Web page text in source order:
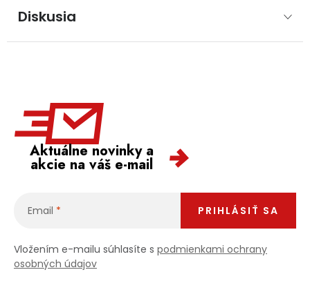
Diskusia
Aktuálne novinky a
akcie na váš e-mail
Email
Vložením e-mailu súhlasíte s podmienkami ochrany
osobných údajov
PRIHLÁSIŤ SA